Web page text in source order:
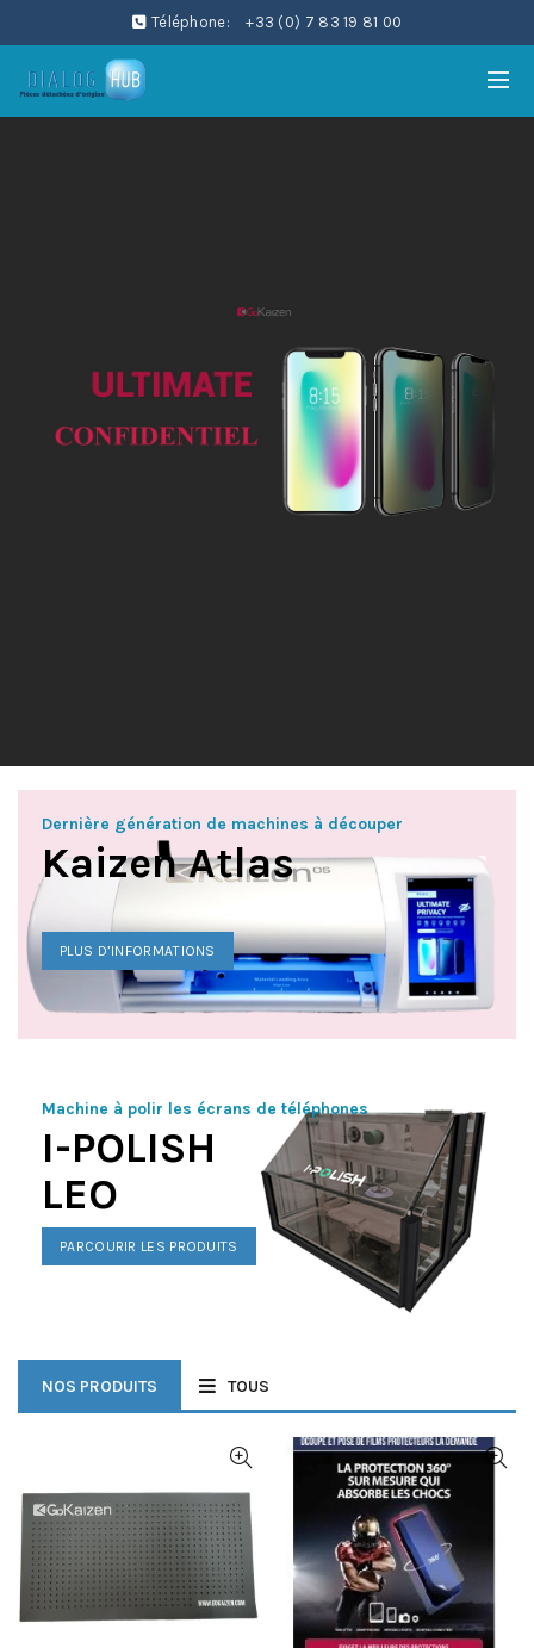
Téléphone: +33 (0) 7 83 19 81 00
Dernière génération de machines à découper
Kaizen Atlas
PLUS D’INFORMATIONS
Machine à polir les écrans de téléphones
I-POLISH
LEO
PARCOURIR LES PRODUITS
NOS PRODUITS TOUS